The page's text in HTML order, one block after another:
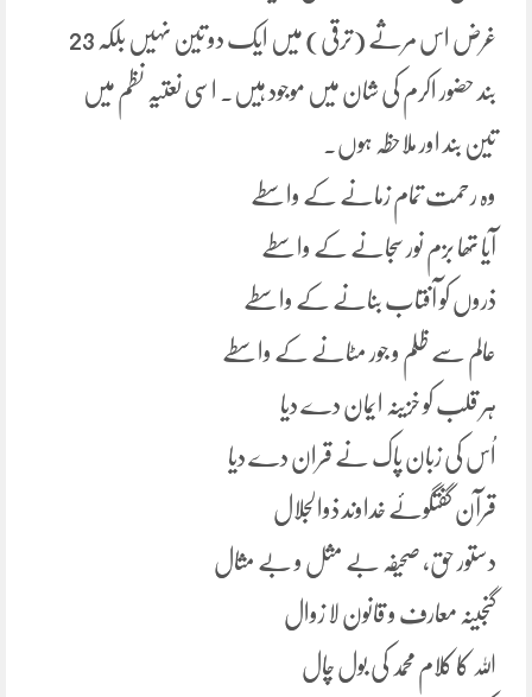
غرض اس مرثے (ترقی) میں ایک دو تین نہیں بلکہ 23
بند حضور اکرم کی شان میں موجود ہیں۔ اسی نعتیہ نظم میں
تین بند اور ملاحظہ ہوں۔
وہ رحمت تمام زمانے کے واسطے
آیا تھا بزم نور سجانے کے واسطے
ذروں کو آفتاب بنانے کے واسطے
عالم سے ظلم و جور مٹانے کے واسطے
ہر قلب کو خزینہ ایمان دے دیا
اُس کی زبان پاک نے قران دے دیا
قرآن گفتگوئے خداوند ذوالجلال
دستور حق، صحیفہ بے مثل و بے مثال
گنجینہ معارف و قانون لا زوال
اللہ کا کلام محمد کی بول چال